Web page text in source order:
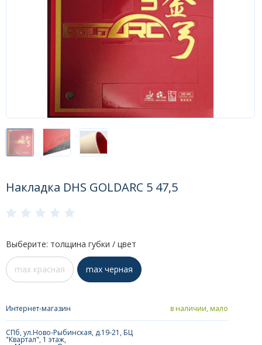
Накладка DHS GOLDARC 5 47,5
Выберите: толщина губки / цвет
max красная max черная
Интернет-магазин в наличии, мало
СПб, ул.Ново-Рыбинская, д.19-21, БЦ
"Квартал", 1 этаж,